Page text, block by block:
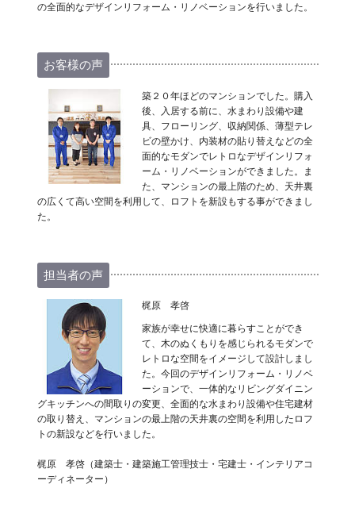
の全面的なデザインリフォーム・リノベーションを行いました。
お客様の声
築２０年ほどのマンションでした。購入
後、入居する前に、水まわり設備や建
具、フローリング、収納関係、薄型テレ
ビの壁かけ、内装材の貼り替えなどの全
面的なモダンでレトロなデザインリフォ
ーム・リノベーションができました。ま
た、マンションの最上階のため、天井裏
の広くて高い空間を利用して、ロフトを新設もする事ができまし
た。
担当者の声
梶原 孝啓
家族が幸せに快適に暮らすことができ
て、木のぬくもりを感じられるモダンで
レトロな空間をイメージして設計しまし
た。今回のデザインリフォーム・リノベ
ーションで、一体的なリビングダイニン
グキッチンへの間取りの変更、全面的な水まわり設備や住宅建材
の取り替え、マンションの最上階の天井裏の空間を利用したロフ
トの新設などを行いました。
梶原 孝啓（建築士・建築施工管理技士・宅建士・インテリアコ
ーディネーター）